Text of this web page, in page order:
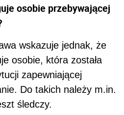
osobie przebywającej
wskazuje jednak, że
osobie, która została
zapewniającej
Do takich należy m.in.
śledczy.